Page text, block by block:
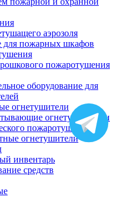
аэрозоля
пожарных шкафов
пожаротушения
оборудование для
огнетушители
огнетушители и
пожаротушения
огнетушители
инвентарь
средств